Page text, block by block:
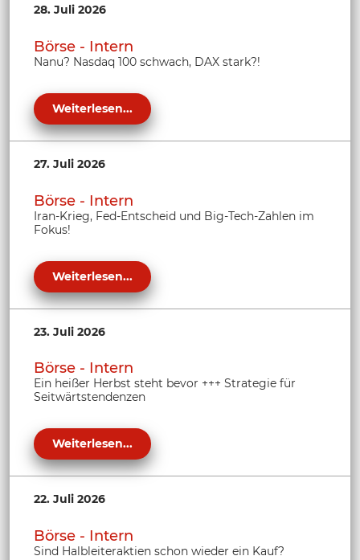
28. Juli 2026
Börse - Intern
Nanu? Nasdaq 100 schwach, DAX stark?!
Weiterlesen...
27. Juli 2026
Börse - Intern
Iran-Krieg, Fed-Entscheid und Big-Tech-Zahlen im
Fokus!
Weiterlesen...
23. Juli 2026
Börse - Intern
Ein heißer Herbst steht bevor +++ Strategie für
Seitwärtstendenzen
Weiterlesen...
22. Juli 2026
Börse - Intern
Sind Halbleiteraktien schon wieder ein Kauf?